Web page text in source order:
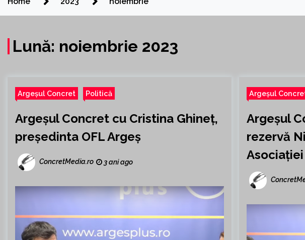
Lună: noiembrie 2023
Argeșul Concret Politică
Argeșul Concret cu Cristina Ghineț,
președinta OFL Argeș
ConcretMedia.ro 3 ani ago
Argeșul
Argeșul
rezervă